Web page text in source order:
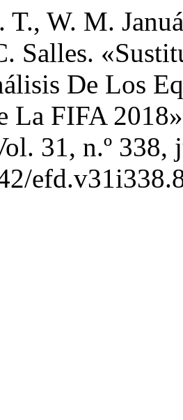
T., W. M.
Salles.
De Los
La FIFA
31, n.º